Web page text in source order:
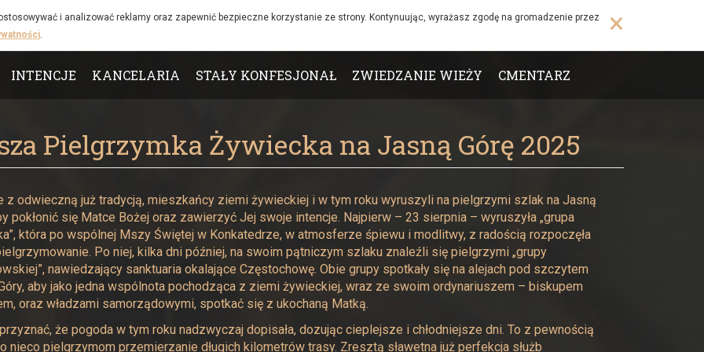
i analizować reklamy oraz zapewnić bezpieczne korzystanie ze strony. Kontynuując, wyrażasz zgodę na gromadzenie przez
. ×
INTENCJE KANCELARIA STAŁY KONFESJONAŁ ZWIEDZANIE WIEŻY CMENTARZ
Pielgrzymka Żywiecka na Jasną Górę 2025
z odwieczną już tradycją, mieszkańcy ziemi żywieckiej i w tym roku wyruszyli na pielgrzymi szlak na Jasną
pokłonić się Matce Bożej oraz zawierzyć Jej swoje intencje. Najpierw – 23 sierpnia – wyruszyła „grupa
która po wspólnej Mszy Świętej w Konkatedrze, w atmosferze śpiewu i modlitwy, z radością rozpoczęła
Po niej, kilka dni później, na swoim pątniczym szlaku znaleźli się pielgrzymi „grupy
nawiedzający sanktuaria okalające Częstochowę. Obie grupy spotkały się na alejach pod szczytem
aby jako jedna wspólnota pochodząca z ziemi żywieckiej, wraz ze swoim ordynariuszem – biskupem
oraz władzami samorządowymi, spotkać się z ukochaną Matką.
że pogoda w tym roku nadzwyczaj dopisała, dozując cieplejsze i chłodniejsze dni. To z pewnością
nieco pielgrzymom przemierzanie długich kilometrów trasy. Zresztą sławetna już perfekcja służb